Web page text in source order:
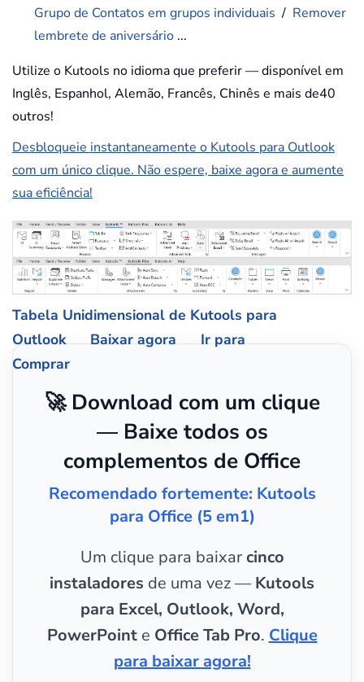
Grupo de Contatos em grupos individuais / Remover
lembrete de aniversário ...
Utilize o Kutools no idioma que preferir — disponível em
Inglês, Espanhol, Alemão, Francês, Chinês e mais de40
outros!
Desbloqueie instantaneamente o Kutools para Outlook
com um único clique. Não espere, baixe agora e aumente
sua eficiência!
Tabela Unidimensional de Kutools para
Outlook
Baixar agora
Ir para
Comprar
🚀 Download com um clique
— Baixe todos os
complementos de Office
Recomendado fortemente: Kutools
para Office (5 em1)
Um clique para baixarcinco
instaladores de uma vez — Kutools
para Excel, Outlook, Word,
PowerPointe Office Tab Pro. Clique
para baixar agora!